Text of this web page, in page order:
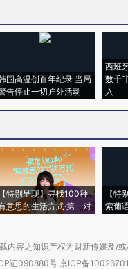
国高温创百年纪录 当局
告停止一切户外活动
西班
数千
入
【特别呈现】寻找100种
意思的生活方式·第一对
【特
索葡
内容之知识产权为财新传媒及/
证090880号 京ICP备